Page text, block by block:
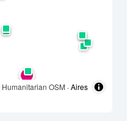
Humanitarian OSM · Aires